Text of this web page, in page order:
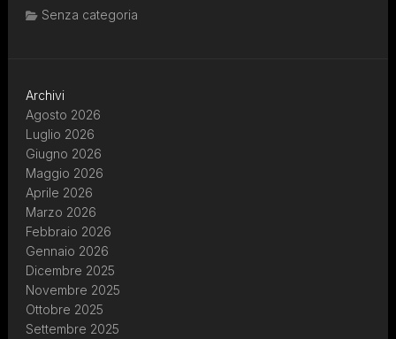
Senza categoria
Archivi
Agosto 2026
Luglio 2026
Giugno 2026
Maggio 2026
Aprile 2026
Marzo 2026
Febbraio 2026
Gennaio 2026
Dicembre 2025
Novembre 2025
Ottobre 2025
Settembre 2025